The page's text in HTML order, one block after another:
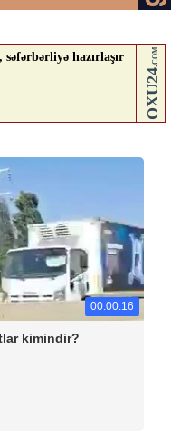
00:00:16
kimindir?